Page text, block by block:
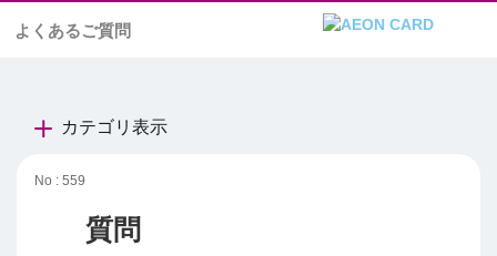
よくあるご質問
カテゴリ表示
No : 559